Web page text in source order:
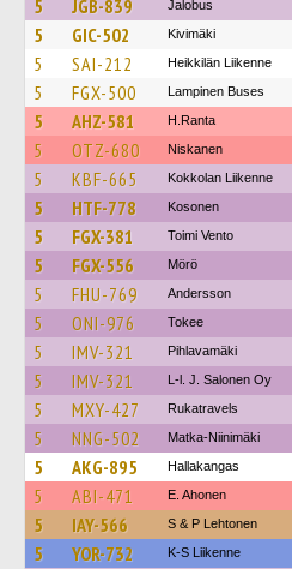
5 JGB-839 Jalobus
5 GIC-502 Kivimäki
5 SAI-212 Heikkilän Liikenne
5 FGX-500 Lampinen Buses
5 AHZ-581 H.Ranta
5 OTZ-680 Niskanen
5 KBF-665 Kokkolan Liikenne
5 HTF-778 Kosonen
5 FGX-381 Toimi Vento
5 FGX-556 Mörö
5 FHU-769 Andersson
5 ONI-976 Tokee
5 IMV-321 Pihlavamäki
5 IMV-321 L-l. J. Salonen Oy
5 MXY-427 Rukatravels
5 NNG-502 Matka-Niinimäki
5 AKG-895 Hallakangas
5 ABI-471 E. Ahonen
5 IAY-566 S & P Lehtonen
5 YOR-732 K-S Liikenne